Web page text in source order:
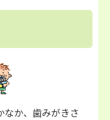
か、歯みがきさ